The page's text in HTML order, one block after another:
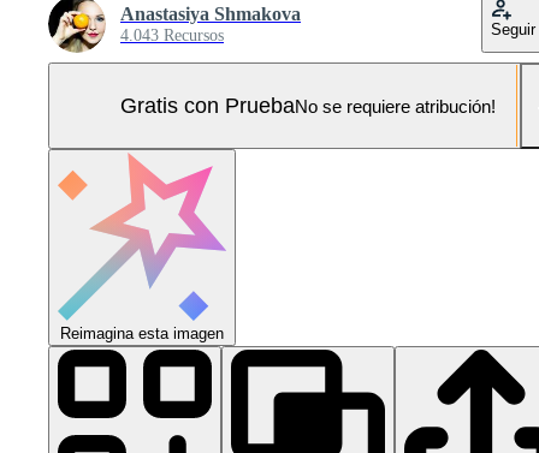
Anastasiya Shmakova
4.043 Recursos Seguir
Gratis con PruebaNo se requiere atribución!
Reimagina esta imagen